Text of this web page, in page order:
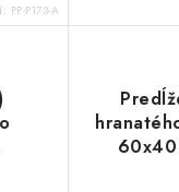
PP-P173-A
60x40